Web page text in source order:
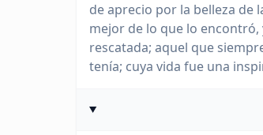
de aprecio por la belleza de
mejor de lo que lo
rescatada; aquel que
tenía; cuya vida fue una